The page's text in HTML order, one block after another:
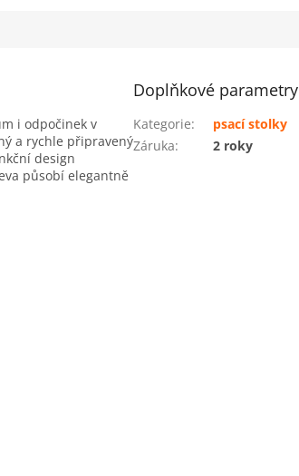
i odpočinek v
a rychle připravený
design
působí elegantně
Doplňkové parametry
Kategorie:
psací stolky
Záruka: 2 roky